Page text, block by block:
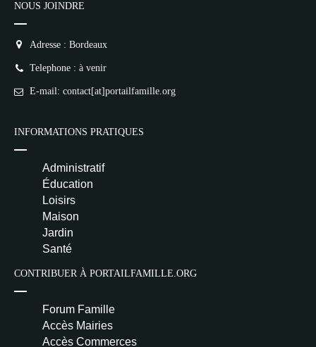
NOUS JOINDRE
Adresse : Bordeaux
Telephone : à venir
E-mail: contact[at]portailfamille.org
INFORMATIONS PRATIQUES
Administratif
Éducation
Loisirs
Maison
Jardin
Santé
CONTRIBUER À PORTAILFAMILLE.ORG
Forum Famille
Accès Mairies
Accès Commerces